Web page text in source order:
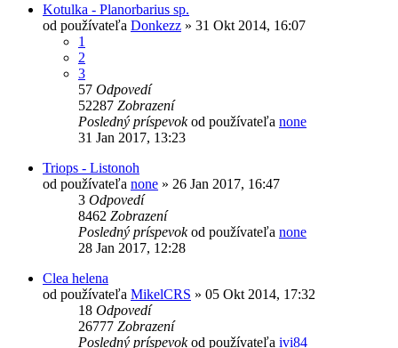
Kotulka - Planorbarius sp.
od používateľa Donkezz » 31 Okt 2014, 16:07
1
2
3
57 Odpovedí
52287 Zobrazení
Posledný príspevokod používateľa none
31 Jan 2017, 13:23
Triops - Listonoh
od používateľa none » 26 Jan 2017, 16:47
3 Odpovedí
8462 Zobrazení
Posledný príspevokod používateľa none
28 Jan 2017, 12:28
Clea helena
od používateľa MikelCRS » 05 Okt 2014, 17:32
18 Odpovedí
26777 Zobrazení
Posledný príspevokod používateľa ivi84